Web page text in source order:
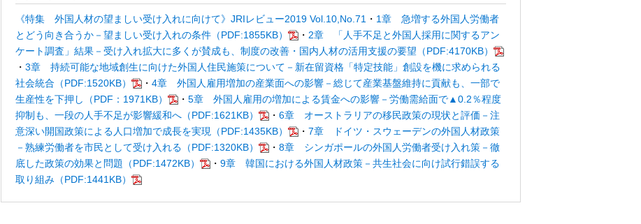
《特集 外国人材の望ましい受け入れに向けて》JRIレビュー2019 Vol.10,No.71 ・ 1章 急増する外国人労働者
とどう向き合うか－望ましい受け入れの条件（PDF:1855KB）
・ 2章 「人手不足と外国人採用に関するアン
ケート調査」結果－受け入れ拡大に多くが賛成も、制度の改善・国内人材の活用支援の要望（PDF:4170KB）
・ 3章 持続可能な地域創生に向けた外国人住民施策について－新在留資格「特定技能」創設を機に求められる
社会統合（PDF:1520KB）
・ 4章 外国人雇用増加の産業面への影響－総じて産業基盤維持に貢献も、一部で
生産性を下押し（PDF：1971KB）
・ 5章 外国人雇用の増加による賃金への影響－労働需給面で▲0.2％程度
抑制も、一段の人手不足が影響緩和へ（PDF:1621KB）
・ 6章 オーストラリアの移民政策の現状と評価－注
意深い開国政策による人口増加で成長を実現（PDF:1435KB）
・ 7章 ドイツ・スウェーデンの外国人材政策
－熟練労働者を市民として受け入れる（PDF:1320KB）
・ 8章 シンガポールの外国人労働者受け入れ策－徹
底した政策の効果と問題（PDF:1472KB）
・ 9章 韓国における外国人材政策－共生社会に向け試行錯誤する
取り組み（PDF:1441KB）